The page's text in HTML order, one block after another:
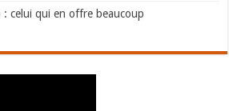
: celui qui en offre beaucoup